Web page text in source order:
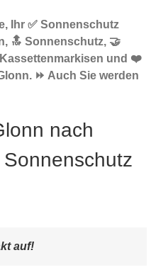
Ihr ✅ Sonnenschutz
🔝 Sonnenschutz, 🤝
und ❤️
⏩ Auch Sie werden
nach
auf!